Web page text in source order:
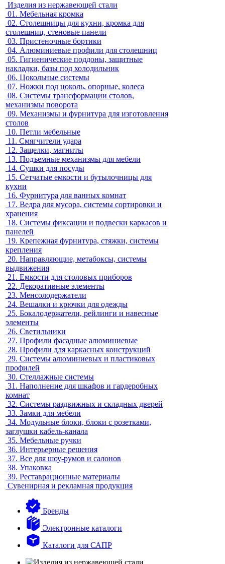
Изделия из нержавеющей стали
01. Мебельная кромка
02. Столешницы для кухни, кромка для
столешниц, стеновые панели
03. Пристеночные бортики
04. Алюминиевые профили для столешниц
05. Гигиенические поддоны, защитные
накладки, базы под холодильник
06. Цокольные системы
07. Ножки под цоколь, опорные, колеса
08. Системы трансформации столов,
механизмы поворота
09. Механизмы и фурнитура для изготовления
столов
10. Петли мебельные
11. Смягчители удара
12. Защелки, магниты
13. Подъемные механизмы для мебели
14. Сушки для посуды
15. Сетчатые емкости и бутылочницы для
кухни
16. Фурнитура для ванных комнат
17. Ведра для мусора, системы сортировки и
хранения
18. Системы фиксации и подвески каркасов и
панелей
19. Крепежная фурнитура, стяжки, системы
крепления
20. Направляющие, метабоксы, системы
выдвижения
21. Емкости для столовых приборов
22. Декоративные элементы
23. Менсолодержатели
24. Вешалки и крючки для одежды
25. Бокалодержатели, рейлинги и навесные
элементы
26. Светильники
27. Профили фасадные алюминиевые
28. Профили для каркасных конструкций
29. Системы алюминиевых и пластиковых
профилей
30. Стеллажные системы
31. Наполнение для шкафов и гардеробных
комнат
32. Системы раздвижных и складных дверей
33. Замки для мебели
34. Модульные блоки, блоки с розетками,
заглушки кабель-канала
35. Мебельные ручки
36. Интерьерные решения
37. Все для шоу-румов и салонов
38. Упаковка
39. Реставрационные материалы
Сувенирная и рекламная продукция
Бренды
Электронные каталоги
Каталоги для САПР